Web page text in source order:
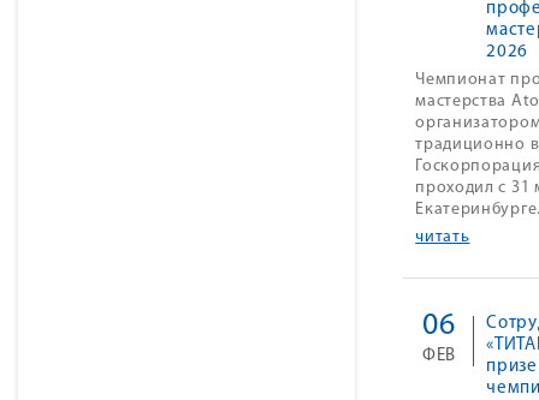
2026
Чемпионат
мастерства
традиционно
проходил с 31
читать
06
ФЕВ